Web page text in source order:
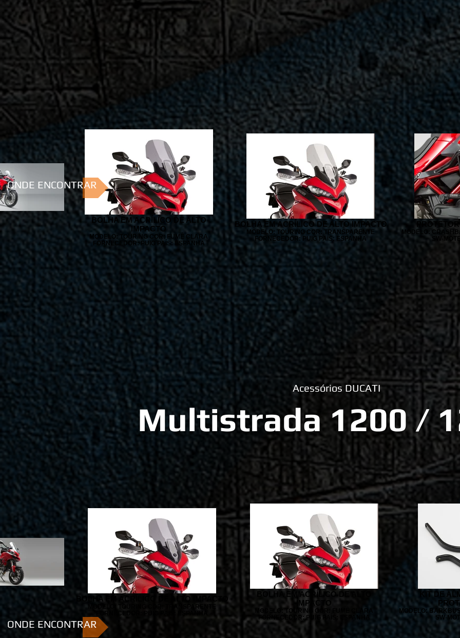
BOLHA EM ACRÍLICO DE ALTO
IMPACTO
MODELO: TOURING COR: FUMÊ CLARA
FORNECEDOR: PUIG PAÍS: ESPANHA
BOLHA EM ACRÍLICO DE ALTO IMPACTO
MODELO: TOURING COR: TRANSPARENTE
FORNECEDOR: PUIG PAÍS: ESPANHA
MODELO:
SW-
ONDE ENCONTRAR
Acessórios DUCATI
Multistrada 1200 /
BOLHA EM ACRÍLICO DE ALTO IMPACTO
MODELO: TOURING COR: TRANSPARENTE
BOLHA EM ACRÍLICO DE ALTO
IMPACTO
MODELO: TOURING COR: FUMÊ CLARA
FORNECEDOR: PUIG PAÍS: ESPANHA
KIT DE
MODELO:
SW-
ONDE ENCONTRAR